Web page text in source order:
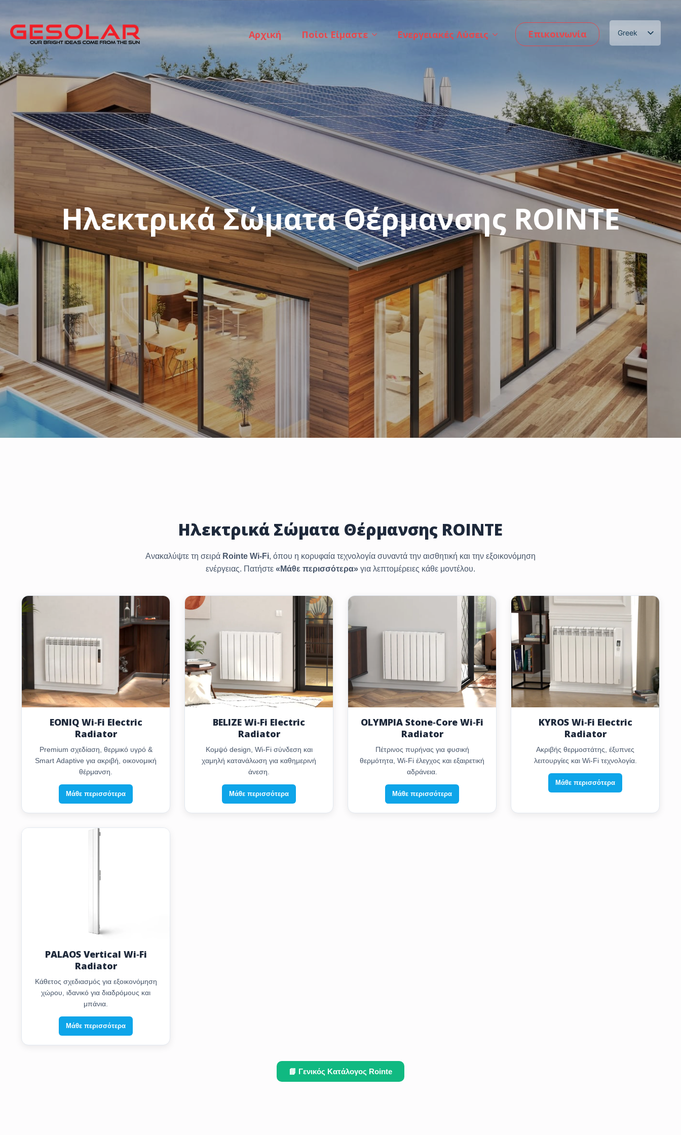
Αρχική Ποίοι Είμαστε Ενεργειακές Λύσεις Επικοινωνία
Greek
English
Ηλεκτρικά Σώματα Θέρμανσης ROINTE
Ηλεκτρικά Σώματα Θέρμανσης ROINTE
Ανακαλύψτε τη σειρά Rointe Wi‑Fi, όπου η κορυφαία τεχνολογία συναντά την αισθητική και την εξοικονόμηση
ενέργειας. Πατήστε «Μάθε περισσότερα» για λεπτομέρειες κάθε μοντέλου.
EONIQ Wi‑Fi Electric
Radiator
Premium σχεδίαση, θερμικό υγρό &
Smart Adaptive για ακριβή, οικονομική
θέρμανση.
Μάθε περισσότερα
BELIZE Wi‑Fi Electric
Radiator
Κομψό design, Wi‑Fi σύνδεση και
χαμηλή κατανάλωση για καθημερινή
άνεση.
Μάθε περισσότερα
OLYMPIA Stone‑Core Wi‑Fi
Radiator
Πέτρινος πυρήνας για φυσική
θερμότητα, Wi‑Fi έλεγχος και εξαιρετική
αδράνεια.
Μάθε περισσότερα
KYROS Wi‑Fi Electric
Radiator
Ακριβής θερμοστάτης, έξυπνες
λειτουργίες και Wi‑Fi τεχνολογία.
Μάθε περισσότερα
PALAOS Vertical Wi‑Fi
Radiator
Κάθετος σχεδιασμός για εξοικονόμηση
χώρου, ιδανικό για διαδρόμους και
μπάνια.
Μάθε περισσότερα
📘 Γενικός Κατάλογος Rointe